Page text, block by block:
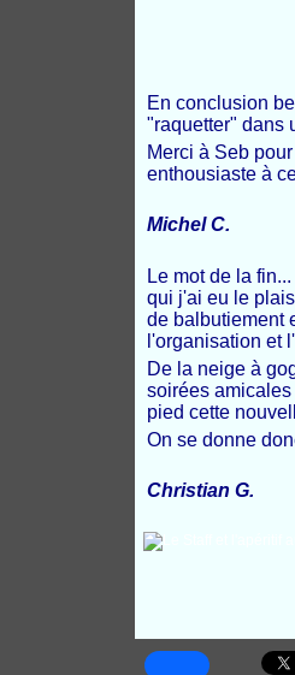
En conclusion
"raquetter" dans
Merci à Seb
enthousiaste à
Michel C.
Le mot de la
qui j'ai eu le
de balbutiement
l'organisation et
De la neige à
soirées
pied cette
On se donne
Christian G.